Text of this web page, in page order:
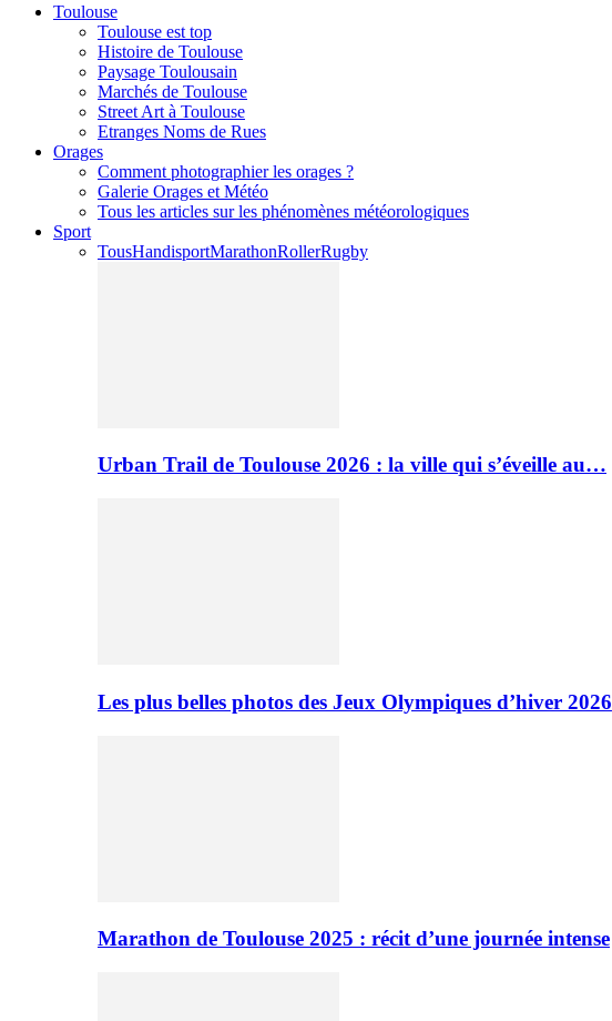
Toulouse
Toulouse est top
Histoire de Toulouse
Paysage Toulousain
Marchés de Toulouse
Street Art à Toulouse
Etranges Noms de Rues
Orages
Comment photographier les orages ?
Galerie Orages et Météo
Tous les articles sur les phénomènes météorologiques
Sport
TousHandisportMarathonRollerRugby
Urban Trail de Toulouse 2026 : la ville qui s’éveille au…
Les plus belles photos des Jeux Olympiques d’hiver 2026
Marathon de Toulouse 2025 : récit d’une journée intense